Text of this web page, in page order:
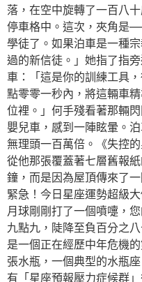
落，在空中旋轉了一百八
停車格中。這次，夾角是
學徒了。如果泊車是一種
過的新信徒。」她指了指
車：「這是你的訓練工具
點零零一秒內，將這輛車
位裡。」何手殘看著那輛
嬰兒車，感到一陣眩暈。
無理頭一百萬倍。《失控
從他那張覆蓋著七層舊報
鐘，而是因為屋頂傳來了
緊急！今日星座運勢超級
月球剛剛打了一個噴嚏，
九點九，陡降至負百分之
是一個正在經歷中年危機
張水瓶，一個典型的水瓶
有「星座預報壓力症候群